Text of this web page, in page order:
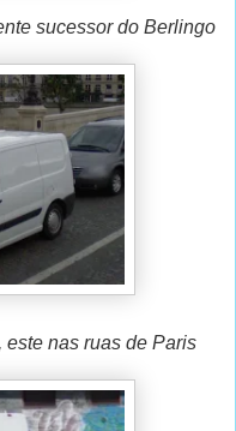
sucessor do Berlingo
este nas ruas de Paris